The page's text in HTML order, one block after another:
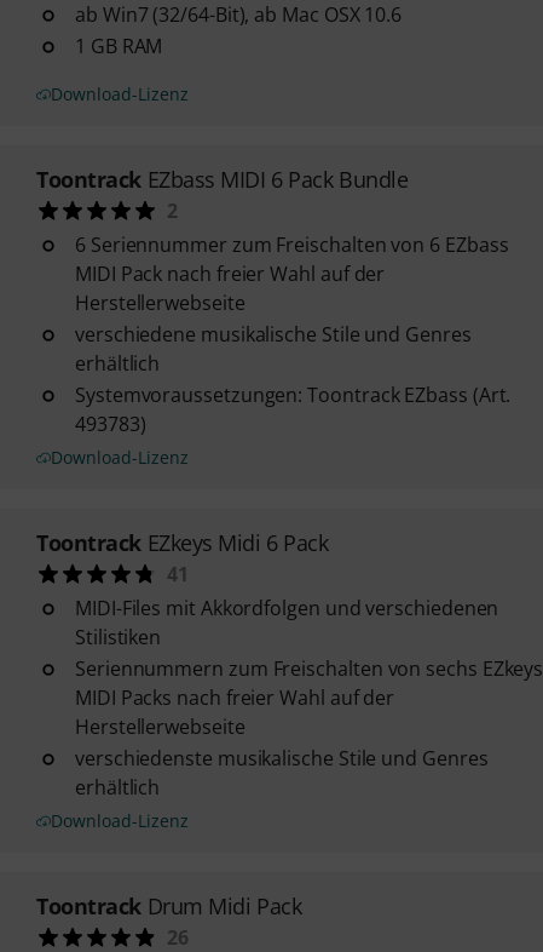
ab Win7 (32/64-Bit), ab Mac OSX 10.6
1 GB RAM
Download-Lizenz
Toontrack EZbass MIDI 6 Pack Bundle
2
6 Seriennummer zum Freischalten von 6 EZbass
MIDI Pack nach freier Wahl auf der
Herstellerwebseite
verschiedene musikalische Stile und Genres
erhältlich
Systemvoraussetzungen: Toontrack EZbass (Art.
493783)
Download-Lizenz
Toontrack EZkeys Midi 6 Pack
41
MIDI-Files mit Akkordfolgen und verschiedenen
Stilistiken
Seriennummern zum Freischalten von sechs EZkeys
MIDI Packs nach freier Wahl auf der
Herstellerwebseite
verschiedenste musikalische Stile und Genres
erhältlich
Download-Lizenz
Toontrack Drum Midi Pack
26